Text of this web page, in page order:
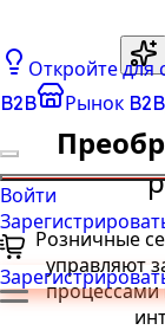
Откройте для
B2B
Рынок B2B
Войти
Розничные
управляют
процессами